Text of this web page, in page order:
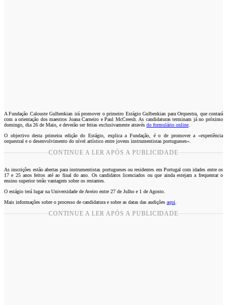
A Fundação Calouste Gulbenkian irá promover o primeiro Estágio Gulbenkian para Orquestra, que contará
com a orientação dos maestros Joana Carneiro e Paul McCreesh. As candidaturas terminam já no próximo
domingo, dia 26 de Maio, e deverão ser feitas exclusivamente através do formulário online
O objectivo desta primeira edição do Estágio, explica a Fundação, é o de promover a «experiência
orquestral e o desenvolvimento do nível artístico entre jovens instrumentistas portugueses».
CONTINUE A LER APÓS A PUBLICIDADE
As inscrições estão abertas para instrumentistas portugueses ou residentes em Portugal com idades entre os
17 e 25 anos feitos até ao final do ano. Os candidatos licenciados ou que ainda estejam a frequentar o
ensino superior terão vantagem sobre os restantes.
O estágio terá lugar na Universidade de Aveiro entre 27 de Julho e 1 de Agosto.
Mais informações sobre o processo de candidatura e sobre as datas das audições aqui
CONTINUE A LER APÓS A PUBLICIDADE